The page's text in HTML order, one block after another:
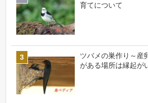
育てについて
ツバメの巣作り～産
がある場所は縁起が